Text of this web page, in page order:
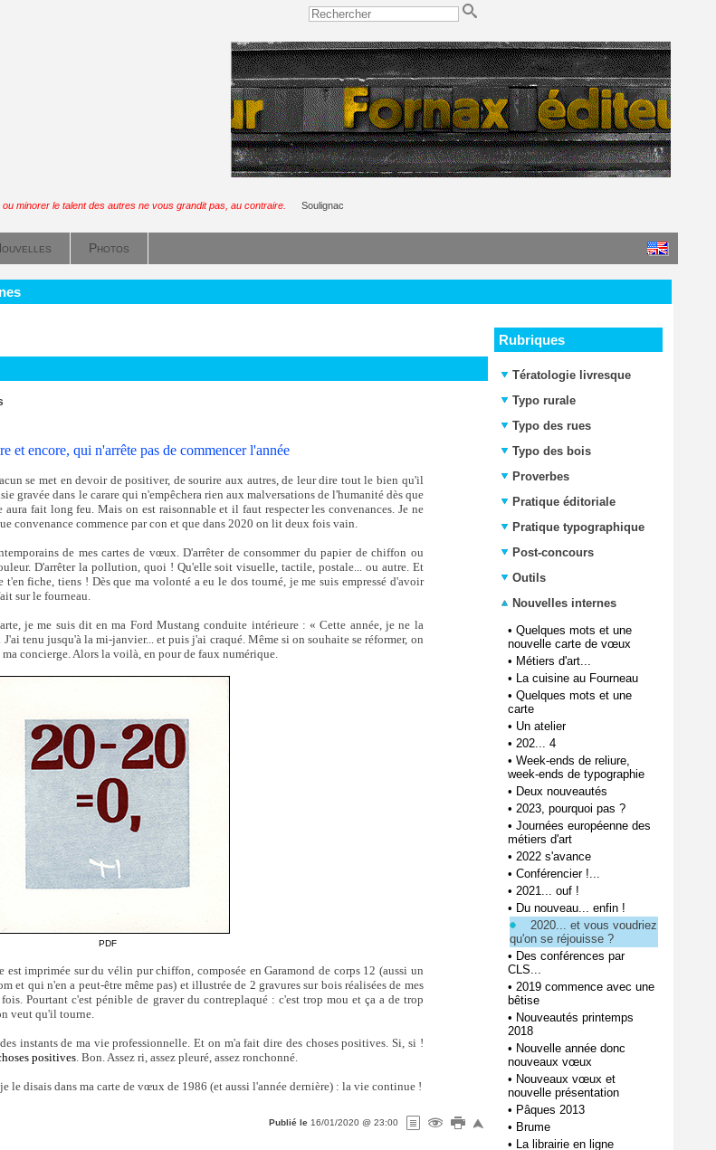
minorer le talent des autres ne vous grandit pas, au contraire. Soulignac
Photos
et encore, qui n'arrête pas de commencer l'année
se met en devoir de positiver, de sourire aux autres, de leur dire tout le bien qu'il
gravée dans le carare qui n'empêchera rien aux malversations de l'humanité dès que
fait long feu. Mais on est raisonnable et il faut respecter les convenances. Je ne
convenance commence par con et que dans 2020 on lit deux fois vain.
de mes cartes de vœux. D'arrêter de consommer du papier de chiffon ou
D'arrêter la pollution, quoi ! Qu'elle soit visuelle, tactile, postale... ou autre. Et
t'en fiche, tiens ! Dès que ma volonté a eu le dos tourné, je me suis empressé d'avoir
sur le fourneau.
je me suis dit en ma Ford Mustang conduite intérieure : « Cette année, je ne la
tenu jusqu'à la mi-janvier... et puis j'ai craqué. Même si on souhaite se réformer, on
concierge. Alors la voilà, en pour de faux numérique.
PDF
imprimée sur du vélin pur chiffon, composée en Garamond de corps 12 (aussi un
et qui n'en a peut-être même pas) et illustrée de 2 gravures sur bois réalisées de mes
Pourtant c'est pénible de graver du contreplaqué : c'est trop mou et ça a de trop
veut qu'il tourne.
instants de ma vie professionnelle. Et on m'a fait dire des choses positives. Si, si !
positives . Bon. Assez ri, assez pleuré, assez ronchonné.
le disais dans ma carte de vœux de 1986 (et aussi l'année dernière) : la vie continue !
Publié le 16/01/2020 @ 23:00
Rubriques
Tératologie livresque
Typo rurale
Typo des rues
Typo des bois
Proverbes
Pratique éditoriale
Pratique typographique
Post-concours
Outils
Nouvelles internes
• Quelques mots et une
nouvelle carte de vœux
• Métiers d'art...
• La cuisine au Fourneau
• Quelques mots et une
carte
• Un atelier
• 202... 4
• Week-ends de reliure,
week-ends de typographie
• Deux nouveautés
• 2023, pourquoi pas ?
• Journées européenne des
métiers d'art
• 2022 s'avance
• Conférencier !...
• 2021... ouf !
• Du nouveau... enfin !
2020... et vous voudriez
qu'on se réjouisse ?
• Des conférences par
CLS...
• 2019 commence avec une
bêtise
• Nouveautés printemps
2018
• Nouvelle année donc
nouveaux vœux
• Nouveaux vœux et
nouvelle présentation
• Pâques 2013
• Brume
• La librairie en ligne